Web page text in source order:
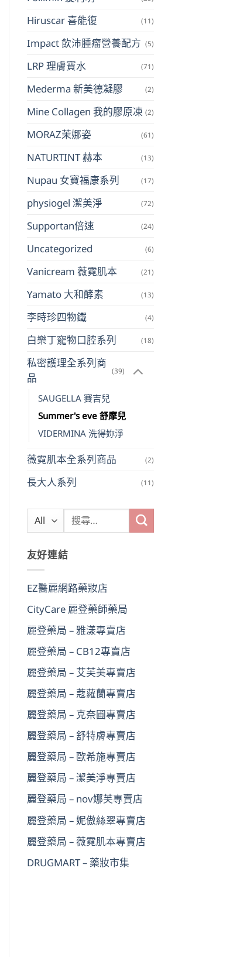
Hiruscar 喜能復 (11)
Impact 飲沛腫瘤營養配方 (5)
LRP 理膚寶水 (71)
Mederma 新美德凝膠 (2)
Mine Collagen 我的膠原凍 (2)
MORAZ茉娜姿 (61)
NATURTINT 赫本 (13)
Nupau 女寶福康系列 (17)
physiogel 潔美淨 (72)
Supportan倍速 (24)
Uncategorized (6)
Vanicream 薇霓肌本 (21)
Yamato 大和酵素 (13)
李時珍四物鐵 (4)
白樂丁寵物口腔系列 (18)
私密護理全系列商
品
(39)
SAUGELLA 賽吉兒
Summer's eve 舒摩兒
VIDERMINA 洗得妳淨
薇霓肌本全系列商品 (2)
長大人系列 (11)
鍵
友好連結
EZ醫麗網路藥妝店
CityCare 麗登藥師藥局
麗登藥局 – 雅漾專賣店
麗登藥局 – CB12專賣店
麗登藥局 – 艾芙美專賣店
麗登藥局 – 蔻蘿蘭專賣店
麗登藥局 – 克奈圃專賣店
麗登藥局 – 舒特膚專賣店
麗登藥局 – 歐希施專賣店
麗登藥局 – 潔美淨專賣店
麗登藥局 – nov娜芙專賣店
麗登藥局 – 妮傲絲翠專賣店
麗登藥局 – 薇霓肌本專賣店
DRUGMART – 藥妝市集